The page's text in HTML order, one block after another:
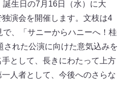
生日の7月16日（水）に大
演会を開催します。文枝は4
、「サニーからハニーへ！桂
された公演に向けた意気込みを
として、長きにわたって上方
人者として、今後へのさらな